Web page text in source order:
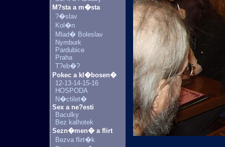
M?sta a m�sta
?�slav
Kol�n
Mlad� Boleslav
Nymburk
Pardubice
Praha
T?eb�?
Pokec a kl�bosen�
12-13-14-15-16
HOSPODA
N�ctilet�
Sex a ne?esti
Baculky
Bez kalhotek
Sezn�men� a flirt
Bezva flirt�k